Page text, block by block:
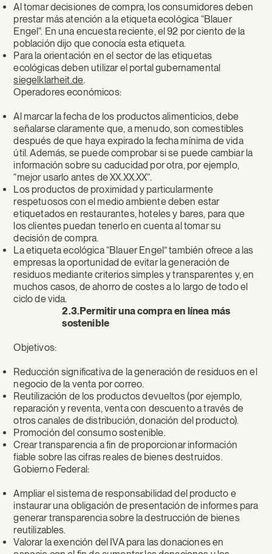
Al tomar decisiones de compra, los consumidores deben
prestar más atención a la etiqueta ecológica “Blauer
Engel“. En una encuesta reciente, el 92 por ciento de la
población dijo que conocía esta etiqueta.
Para la orientación en el sector de las etiquetas
ecológicas deben utilizar el portal gubernamental
siegelklarheit.de.
Operadores económicos:
Al marcar la fecha de los productos alimenticios, debe
señalarse claramente que, a menudo, son comestibles
después de que haya expirado la fecha mínima de vida
útil. Además, se puede comprobar si se puede cambiar la
información sobre su caducidad por otra, por ejemplo,
“mejor usarlo antes de XX.XX.XX“.
Los productos de proximidad y particularmente
respetuosos con el medio ambiente deben estar
etiquetados en restaurantes, hoteles y bares, para que
los clientes puedan tenerlo en cuenta al tomar su
decisión de compra.
La etiqueta ecológica “Blauer Engel” también ofrece a las
empresas la oportunidad de evitar la generación de
residuos mediante criterios simples y transparentes y, en
muchos casos, de ahorro de costes a lo largo de todo el
ciclo de vida.
2.3.Permitir una compra en línea más
sostenible
Objetivos:
Reducción significativa de la generación de residuos en el
negocio de la venta por correo.
Reutilización de los productos devueltos (por ejemplo,
reparación y reventa, venta con descuento a través de
otros canales de distribución, donación del producto).
Promoción del consumo sostenible.
Crear transparencia a fin de proporcionar información
fiable sobre las cifras reales de bienes destruidos.
Gobierno Federal:
Ampliar el sistema de responsabilidad del producto e
instaurar una obligación de presentación de informes para
generar transparencia sobre la destrucción de bienes
reutilizables.
Valorar la exención del IVA para las donaciones en